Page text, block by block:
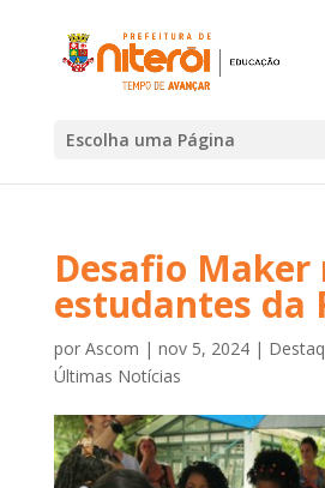
Escolha uma Página
Desafio
estudantes da
por Ascom | nov 5, 2024|
Últimas Notícias